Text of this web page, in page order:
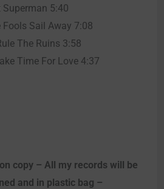
5:40
Sail Away 7:08
The Ruins 3:58
Time For Love 4:37
copy – All my records will be
and in plastic bag –